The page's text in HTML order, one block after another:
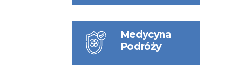
Medycyna
Podróży